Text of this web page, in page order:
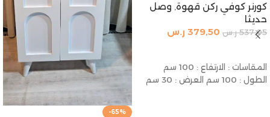
كورنر كوفي ركن قهوة, وصل
حديثا
537,05 ر.س 379,50 ر.س
المقاسات : الارتفاع : 100 سم
الطول : 100 سم العرض : 30 سم
-65%